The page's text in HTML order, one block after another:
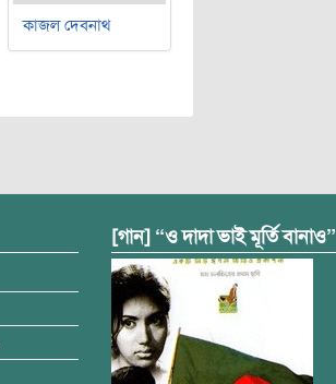
কাজল দেবনাথ
[গান] “ও দাদা ভাই মূর্তি বানাও”